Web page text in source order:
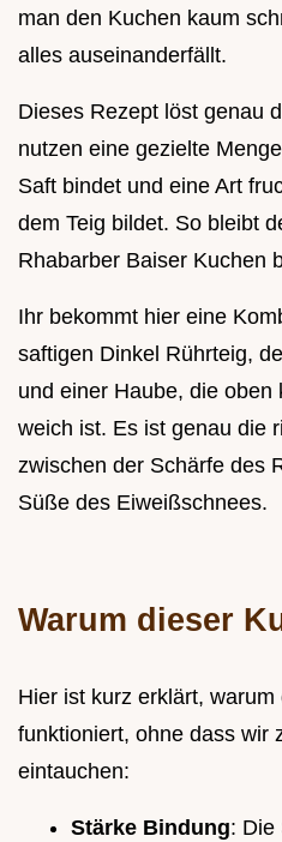
man den Kuchen kaum
alles auseinanderfällt.
Dieses Rezept löst genau
nutzen eine gezielte
Saft bindet und eine Art
dem Teig bildet. So bleibt
Rhabarber Baiser Kuchen
Ihr bekommt hier eine
saftigen Dinkel Rührteig,
und einer Haube, die oben
weich ist. Es ist genau die
zwischen der Schärfe des
Süße des Eiweißschnees.
Warum dieser
Hier ist kurz erklärt,
funktioniert, ohne dass wir
eintauchen:
Stärke Bindung: Die